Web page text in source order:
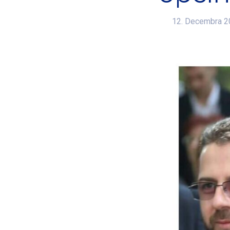
12. Decembra